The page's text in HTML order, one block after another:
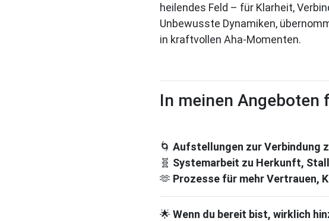
heilendes Feld – für Klarheit,
Unbewusste Dynamiken,
in kraftvollen Aha-Momenten.
In meinen Angeboten
🌀 Aufstellungen zur Verbindung
🧬 Systemarbeit zu Herkunft,
🫶 Prozesse für mehr Vertrauen,
🌟 Wenn du bereit bist, wirklich